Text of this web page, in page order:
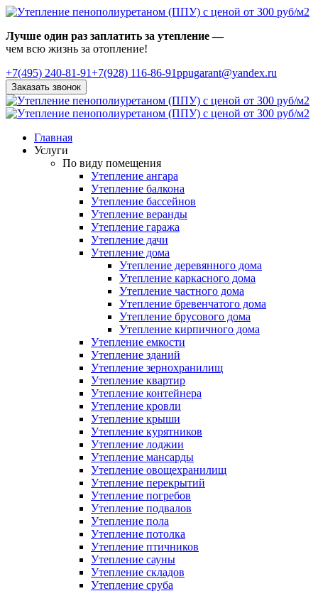
Лучше один раз заплатить за утепление —
чем всю жизнь за отопление!
+7(495) 240-81-91+7(928) 116-86-91ppugarant@yandex.ru
Заказать звонок
Главная
Услуги
По виду помещения
Утепление ангара
Утепление балкона
Утепление бассейнов
Утепление веранды
Утепление гаража
Утепление дачи
Утепление дома
Утепление деревянного дома
Утепление каркасного дома
Утепление частного дома
Утепление бревенчатого дома
Утепление брусового дома
Утепление кирпичного дома
Утепление емкости
Утепление зданий
Утепление зернохранилищ
Утепление квартир
Утепление контейнера
Утепление кровли
Утепление крыши
Утепление курятников
Утепление лоджии
Утепление мансарды
Утепление овощехранилищ
Утепление перекрытий
Утепление погребов
Утепление подвалов
Утепление пола
Утепление потолка
Утепление птичников
Утепление сауны
Утепление складов
Утепление сруба